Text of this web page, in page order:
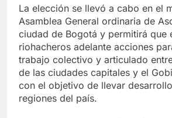
La elección se llevó a cabo en el
Asamblea General ordinaria de
ciudad de Bogotá y permitirá que
riohacheros adelante acciones
trabajo colectivo y articulado
de las ciudades capitales y el
con el objetivo de llevar
regiones del país.